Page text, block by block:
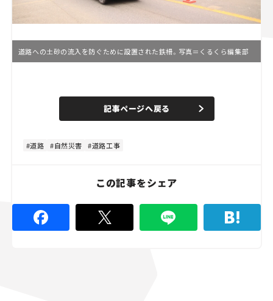
道路への土砂の流入を防ぐために設置された鉄柵。写真＝くるくら編集部
n
e
d
%
記事ページへ戻る
道路 自然災害 道路工事
この記事をシェア